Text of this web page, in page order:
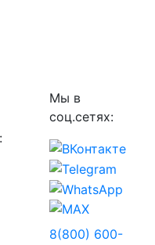
Мы в
соц.сетях:
8(800) 600-